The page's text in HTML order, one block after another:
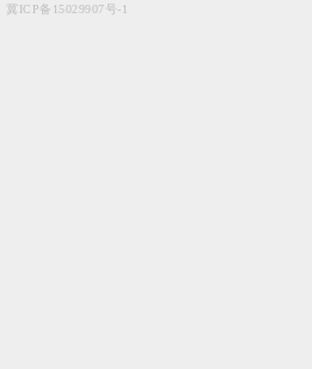
冀ICP备15029907号-1